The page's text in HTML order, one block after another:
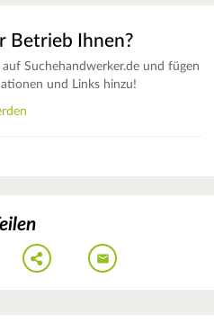
Betrieb Ihnen?
Suchehandwerker.de und fügen
und Links hinzu!